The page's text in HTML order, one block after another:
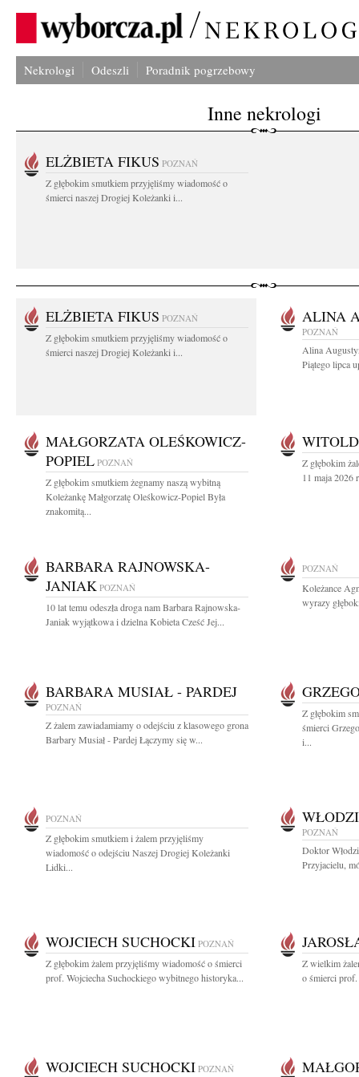
Nekrologi Odeszli Poradnik pogrzebowy
Inne nekrologi
ELŻBIETA FIKUS POZNAŃ
Z głębokim smutkiem przyjęliśmy wiadomość o
śmierci naszej Drogiej Koleżanki i...
ELŻBIETA FIKUS POZNAŃ
Z głębokim smutkiem przyjęliśmy wiadomość o
śmierci naszej Drogiej Koleżanki i...
ALINA
POZNAŃ
Alina
Piątego lipca
MAŁGORZATA OLEŚKOWICZ-
POPIEL POZNAŃ
Z głębokim smutkiem żegnamy naszą wybitną
Koleżankę Małgorzatę Oleśkowicz-Popiel Była
znakomitą...
Z głębokim
11 maja 2026
BARBARA RAJNOWSKA-
JANIAK POZNAŃ
10 lat temu odeszła droga nam Barbara Rajnowska-
Janiak wyjątkowa i dzielna Kobieta Cześć Jej...
POZNAŃ
Koleżance
wyrazy
BARBARA MUSIAŁ - PARDEJ
POZNAŃ
Z żalem zawiadamiamy o odejściu z klasowego grona
Barbary Musiał - Pardej Łączymy się w...
Z głębokim
śmierci
i...
POZNAŃ
Z głębokim smutkiem i żalem przyjęliśmy
wiadomość o odejściu Naszej Drogiej Koleżanki
Lidki...
POZNAŃ
Doktor
Przyjacielu,
WOJCIECH SUCHOCKI POZNAŃ
Z głębokim żalem przyjęliśmy wiadomość o śmierci
prof. Wojciecha Suchockiego wybitnego historyka...
Z wielkim
o śmierci
WOJCIECH SUCHOCKI POZNAŃ